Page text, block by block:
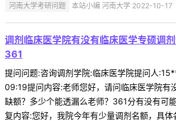
河南大学考研问题 本站小编 河南大学 2022-10-17
调剂临床医学院有没有临床医学专硕调
361
提问问题:咨询调剂学院:临床医学院提问人
09:19提问内容:老师您好，请问临床医学院有
缺额？多少个能透漏么老师？361分有没有可
复内容:您好，我院今年有少量调剂名额，具体